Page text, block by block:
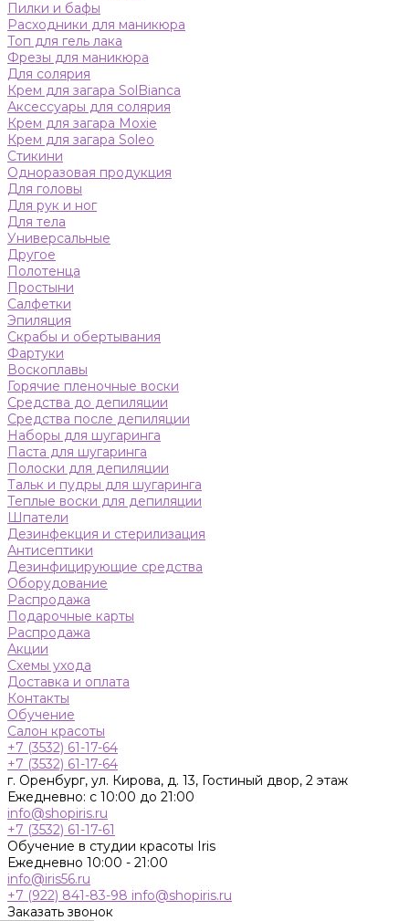
Пилки и бафы
Расходники для маникюра
Топ для гель лака
Фрезы для маникюра
Для солярия
Крем для загара SolBianca
Аксессуары для солярия
Крем для загара Moxie
Крем для загара Soleo
Стикини
Одноразовая продукция
Для головы
Для рук и ног
Для тела
Универсальные
Другое
Полотенца
Простыни
Салфетки
Эпиляция
Скрабы и обертывания
Фартуки
Воскоплавы
Горячие пленочные воски
Средства до депиляции
Средства после депиляции
Наборы для шугаринга
Паста для шугаринга
Полоски для депиляции
Тальк и пудры для шугаринга
Теплые воски для депиляции
Шпатели
Дезинфекция и стерилизация
Антисептики
Дезинфицирующие средства
Оборудование
Распродажа
Подарочные карты
Распродажа
Акции
Схемы ухода
Доставка и оплата
Контакты
Обучение
Салон красоты
+7 (3532) 61-17-64
+7 (3532) 61-17-64
г. Оренбург, ул. Кирова, д. 13, Гостиный двор, 2 этаж
Ежедневно: с 10:00 до 21:00
info@shopiris.ru
+7 (3532) 61-17-61
Обучение в студии красоты Iris
Ежедневно 10:00 - 21:00
info@iris56.ru
+7 (922) 841-83-98 info@shopiris.ru
Заказать звонок